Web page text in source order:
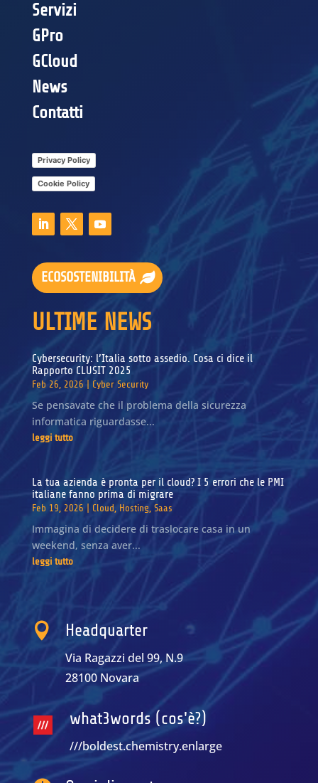
Servizi
GPro
GCloud
News
Contatti
Privacy Policy
Cookie Policy
ECOSOSTENIBILITÀ
ULTIME NEWS
Cybersecurity: l’Italia sotto assedio. Cosa ci dice il
Rapporto CLUSIT 2025
Feb 26, 2026 Cyber Security
Se pensavate che il problema della sicurezza
informatica riguardasse...
leggi tutto
La tua azienda è pronta per il cloud? I 5 errori che le PMI
italiane fanno prima di migrare
Feb 19, 2026 Cloud, Hosting, Saas
Immagina di decidere di traslocare casa in un
weekend, senza aver...
leggi tutto
 Headquarter
Via Ragazzi del 99, N.9
28100 Novara
what3words (cos'è?)
///boldest.chemistry.enlarge